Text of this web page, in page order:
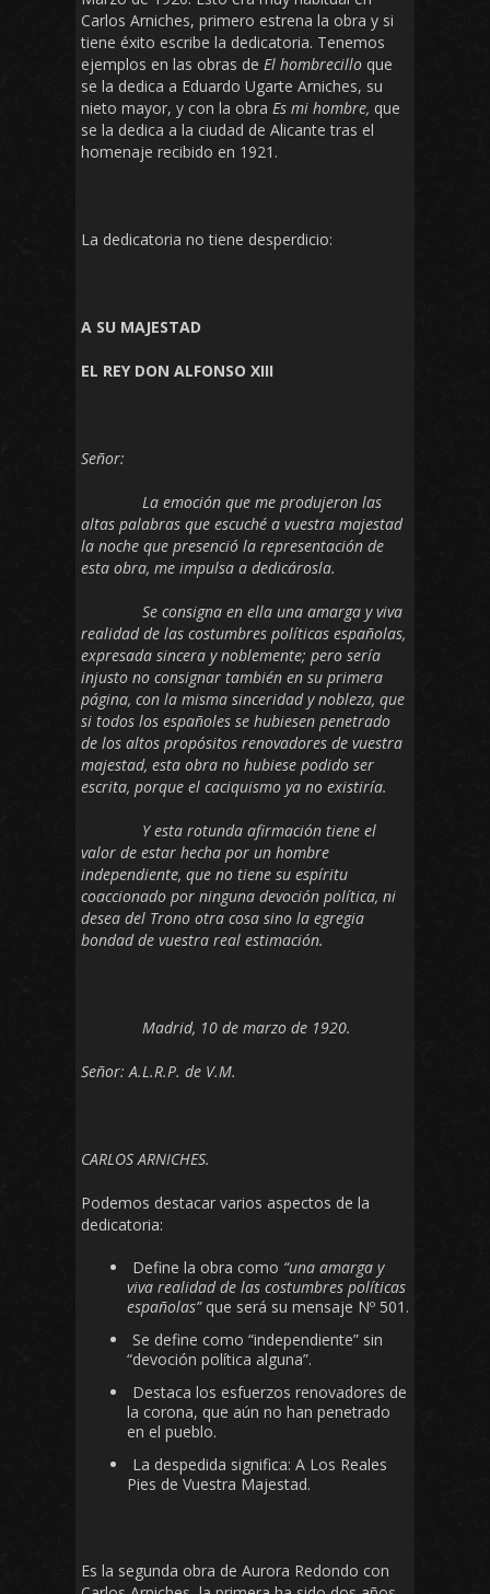
Carlos Arniches, primero estrena la obra y si
tiene éxito escribe la dedicatoria. Tenemos
ejemplos en las obras de El hombrecillo que
se la dedica a Eduardo Ugarte Arniches, su
nieto mayor, y con la obra Es mi hombre, que
se la dedica a la ciudad de Alicante tras el
homenaje recibido en 1921.
La dedicatoria no tiene desperdicio:
A SU MAJESTAD
EL REY DON ALFONSO XIII
Señor:
La emoción que me produjeron las
altas palabras que escuché a vuestra majestad
la noche que presenció la representación de
esta obra, me impulsa a dedicárosla.
Se consigna en ella una amarga y viva
realidad de las costumbres políticas españolas,
expresada sincera y noblemente; pero sería
injusto no consignar también en su primera
página, con la misma sinceridad y nobleza, que
si todos los españoles se hubiesen penetrado
de los altos propósitos renovadores de vuestra
majestad, esta obra no hubiese podido ser
escrita, porque el caciquismo ya no existiría.
Y esta rotunda afirmación tiene el
valor de estar hecha por un hombre
independiente, que no tiene su espíritu
coaccionado por ninguna devoción política, ni
desea del Trono otra cosa sino la egregia
bondad de vuestra real estimación.
Madrid, 10 de marzo de 1920.
Señor: A.L.R.P. de V.M.
CARLOS ARNICHES.
Podemos destacar varios aspectos de la
dedicatoria:
Define la obra como “una amarga y
viva realidad de las costumbres políticas
españolas” que será su mensaje Nº 501.
Se define como “independiente” sin
“devoción política alguna”.
Destaca los esfuerzos renovadores de
la corona, que aún no han penetrado
en el pueblo.
La despedida significa: A Los Reales
Pies de Vuestra Majestad.
Es la segunda obra de Aurora Redondo con